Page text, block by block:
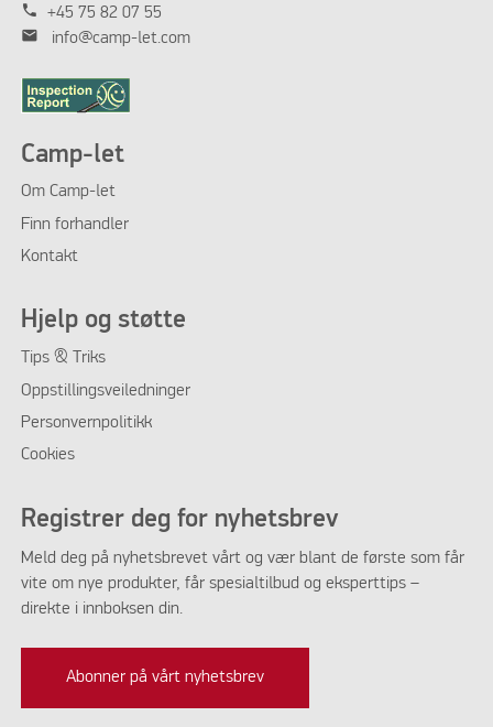
phone +45 75 82 07 55
mail info@camp-let.com
Camp-let
Om Camp-let
Finn forhandler
Kontakt
Hjelp og støtte
Tips & Triks
Oppstillingsveiledninger
Personvernpolitikk
Cookies
Registrer deg for nyhetsbrev
Meld deg på nyhetsbrevet vårt og vær blant de første som får
vite om nye produkter, får spesialtilbud og eksperttips –
direkte i innboksen din.
Abonner på vårt nyhetsbrev